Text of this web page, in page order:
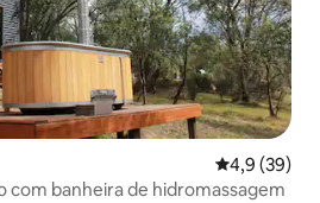
4,9 de uma
4,9 (39)
com banheira de hidromassagem